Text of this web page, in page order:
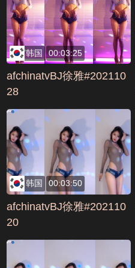
韩国 00:03:25
afchinatvBJ徐雅#202110
28
韩国 00:03:50
afchinatvBJ徐雅#202110
20